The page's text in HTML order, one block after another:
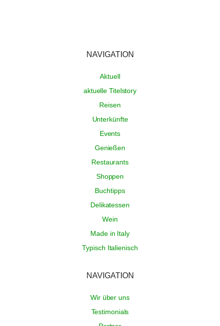
NAVIGATION
Aktuell
aktuelle Titelstory
Reisen
Unterkünfte
Events
Genießen
Restaurants
Shoppen
Buchtipps
Delikatessen
Wein
Made in Italy
Typisch Italienisch
NAVIGATION
Wir über uns
Testimonials